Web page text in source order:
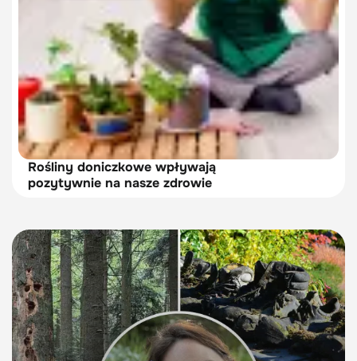
Rośliny doniczkowe wpływają
pozytywnie na nasze zdrowie